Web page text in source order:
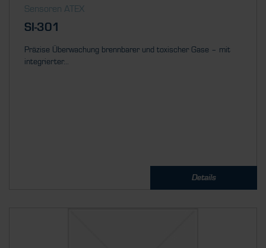
Sensoren ATEX
SI-301
Präzise Überwachung brennbarer und toxischer Gase – mit
integrierter...
Details